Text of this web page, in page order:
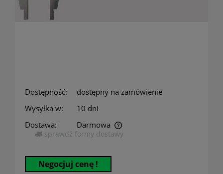
Dostępność:
dostępny na zamówienie
Wysyłka w:
10 dni
Dostawa:
Darmowa
Cena nie zawiera ewentualnych kosztów płatności
sprawdź formy dostawy
Negocjuj cenę !